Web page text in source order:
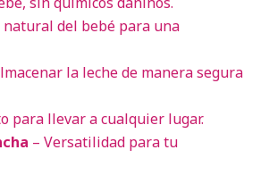
natural del bebé para una
la leche de manera segura
para llevar a cualquier lugar.
– Versatilidad para tu